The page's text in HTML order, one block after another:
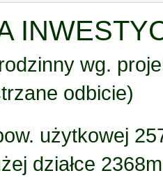
wg.
odbicie)
użytkowej
działce